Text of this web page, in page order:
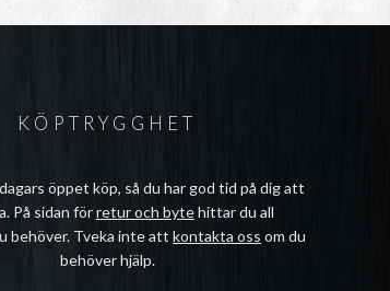
KÖPTRYGGHET
öppet köp, så du har god tid på dig att
På sidan förretur och bytehittar du all
behöver. Tveka inte attkontakta oss om du
behöver hjälp.